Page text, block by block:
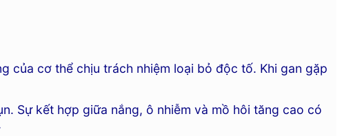
của cơ thể chịu trách nhiệm loại bỏ độc tố. Khi gan gặp
Sự kết hợp giữa nắng, ô nhiễm và mồ hôi tăng cao có